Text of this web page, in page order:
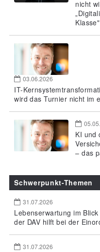
nicht
Klasse"
03.06.2026
IT-
wird das Turnier nicht im
KI und
– das
Schwerpunkt-Themen
31.07.2026
Lebenserwartung im
der DAV hilft bei der
31.07.2026